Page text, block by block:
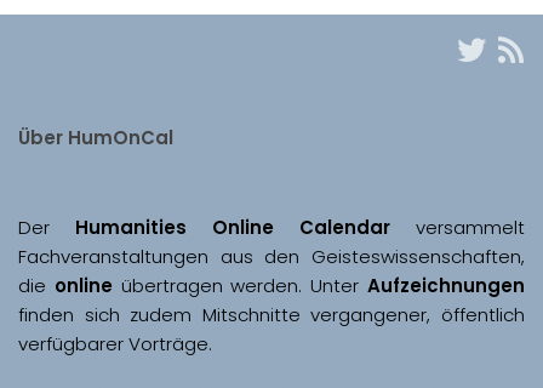
Über HumOnCal
Der Humanities Online Calendar versammelt
Fachveranstaltungen aus den Geisteswissenschaften,
die online übertragen werden. Unter Aufzeichnungen
finden sich zudem Mitschnitte vergangener, öffentlich